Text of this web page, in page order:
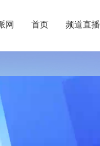
网 首页 频道直播